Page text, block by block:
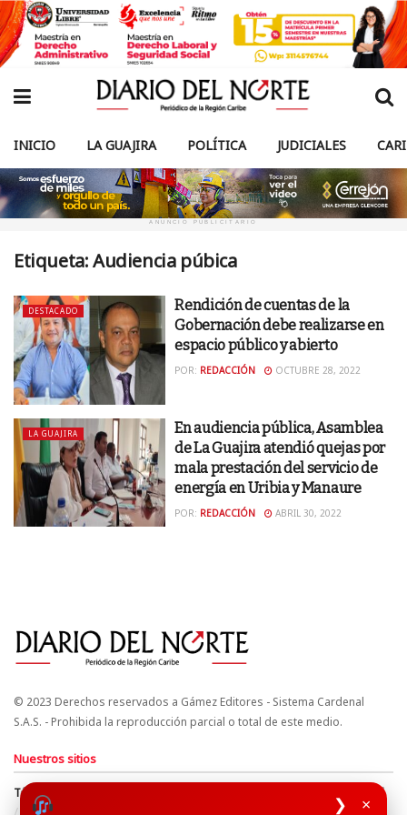
❯ ×
INICIO LA GUAJIRA POLÍTICA JUDICIALES
ANUNCIO PUBLICITARIO
Etiqueta:Audiencia púbica
DESTACADO
Rendición de cuentas de la
Gobernación debe realizarse en
espacio público y abierto
POR: REDACCIÓN OCTUBRE 28, 2022
LA GUAJIRA
En audiencia pública, Asamblea
de La Guajira atendió quejas por
mala prestación del servicio de
energía en Uribia y Manaure
POR: REDACCIÓN ABRIL 30, 2022
© 2023 Derechos reservados a Gámez Editores - Sistema Cardenal
S.A.S. - Prohibida la reproducción parcial o total de este medio.
Nuestros sitios
Términos y Condiciones
Derechos de Autor y Propiedad Intelectual